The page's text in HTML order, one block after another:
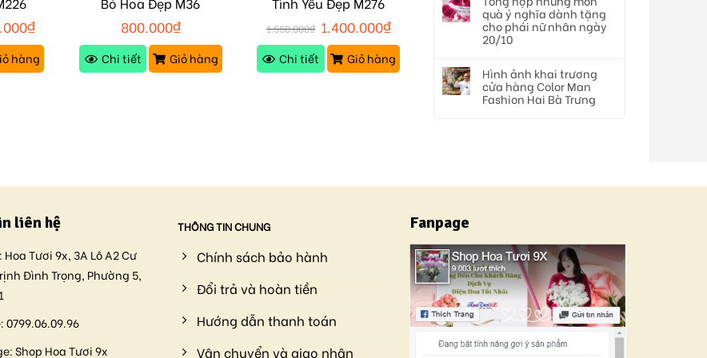
quà ý nghĩa dành tặng
cho phái nữ nhân ngày
20/10
Hình ảnh khai trương
cửa hàng Color Man
Fashion Hai Bà Trưng
₫
hàng
800.000₫
Chi tiết Giỏ hàng
1.550.000₫ 1.400.000₫
Chi tiết Giỏ hàng
liên hệ
Hoa Tươi 9x, 3A Lô A2 Cư
Đình Trọng, Phường 5,
0799.06.09.96
Shop Hoa Tươi 9x
THÔNG TIN CHUNG
Chính sách bảo hành
Đổi trả và hoàn tiền
Hướng dẫn thanh toán
Vận chuyển và giao nhận
Fanpage